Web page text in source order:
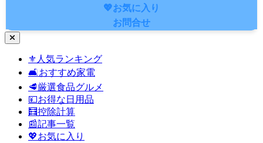
💖お気に入り
お問合せ
ナ
⚜️人気ランキング
🛋️おすすめ家電
🥩厳選食品グルメ
💴お得な日用品
🧮控除計算
📰記事一覧
💖お気に入り